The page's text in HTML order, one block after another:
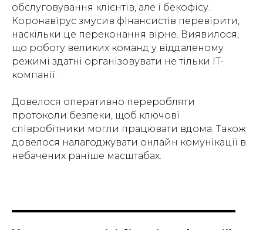
обслуговування клієнтів, але і бекофісу.
Коронавірус змусив фінансистів перевірити,
наскільки це переконання вірне. Виявилося,
що роботу великих команд у віддаленому
режимі здатні організовувати не тільки IT-
компанії.
Довелося оперативно переробляти
протоколи безпеки, щоб ключові
співробітники могли працювати вдома. Також
довелося налагоджувати онлайн комунікації в
небачених раніше масштабах.